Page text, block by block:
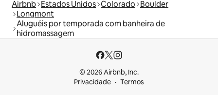
Airbnb Estados Unidos Colorado Boulder
Longmont
Aluguéis por temporada com banheira de
hidromassagem
© 2026 Airbnb, Inc.
Privacidade
Termos